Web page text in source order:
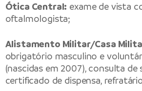
Ótica Central: exame de vista
oftalmologista;
Alistamento Militar/Casa
obrigatório masculino e
(nascidas em 2007), consulta
certificado de dispensa,